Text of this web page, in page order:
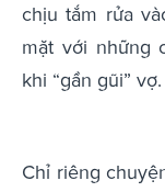
chịu tắm rửa
mặt với những
khi “gần gũi” vợ.
Chỉ riêng